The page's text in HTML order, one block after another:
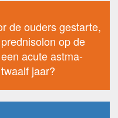
de ouders gestarte,
op de
acute astma-
jaar?